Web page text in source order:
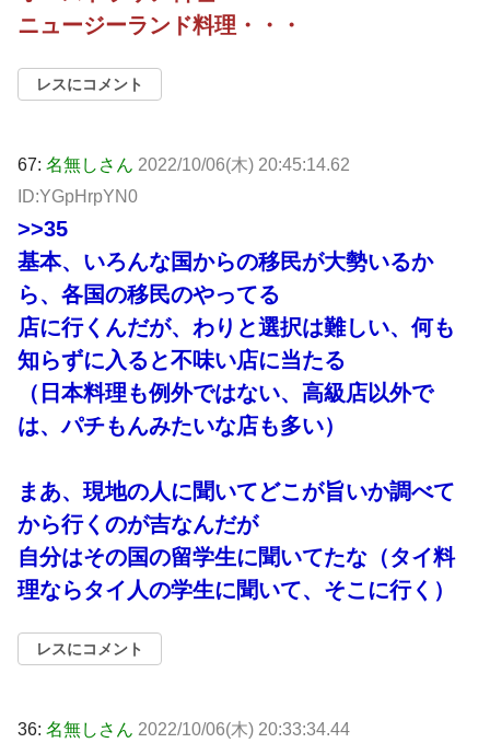
ニュージーランド料理・・・
レスにコメント
67: 名無しさん 2022/10/06(木) 20:45:14.62
ID:YGpHrpYN0
>>35
基本、いろんな国からの移民が大勢いるか
ら、各国の移民のやってる
店に行くんだが、わりと選択は難しい、何も
知らずに入ると不味い店に当たる
（日本料理も例外ではない、高級店以外で
は、パチもんみたいな店も多い）
まあ、現地の人に聞いてどこが旨いか調べて
から行くのが吉なんだが
自分はその国の留学生に聞いてたな（タイ料
理ならタイ人の学生に聞いて、そこに行く）
レスにコメント
36: 名無しさん 2022/10/06(木) 20:33:34.44